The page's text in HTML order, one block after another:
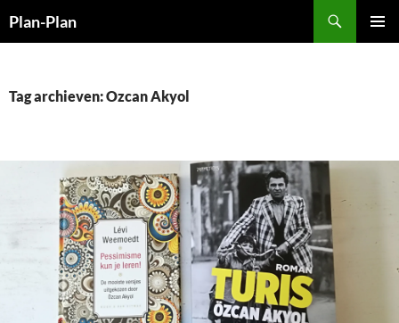
naar
Plan-Plan
Tag archieven: Ozcan Akyol